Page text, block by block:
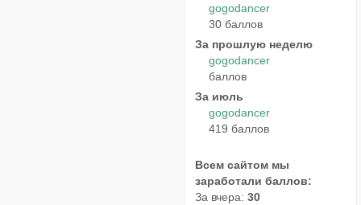
gogodancer
30 баллов
За прошлую неделю
gogodancer
баллов
За июль
gogodancer
419 баллов
Всем сайтом мы
заработали баллов:
За вчера: 30